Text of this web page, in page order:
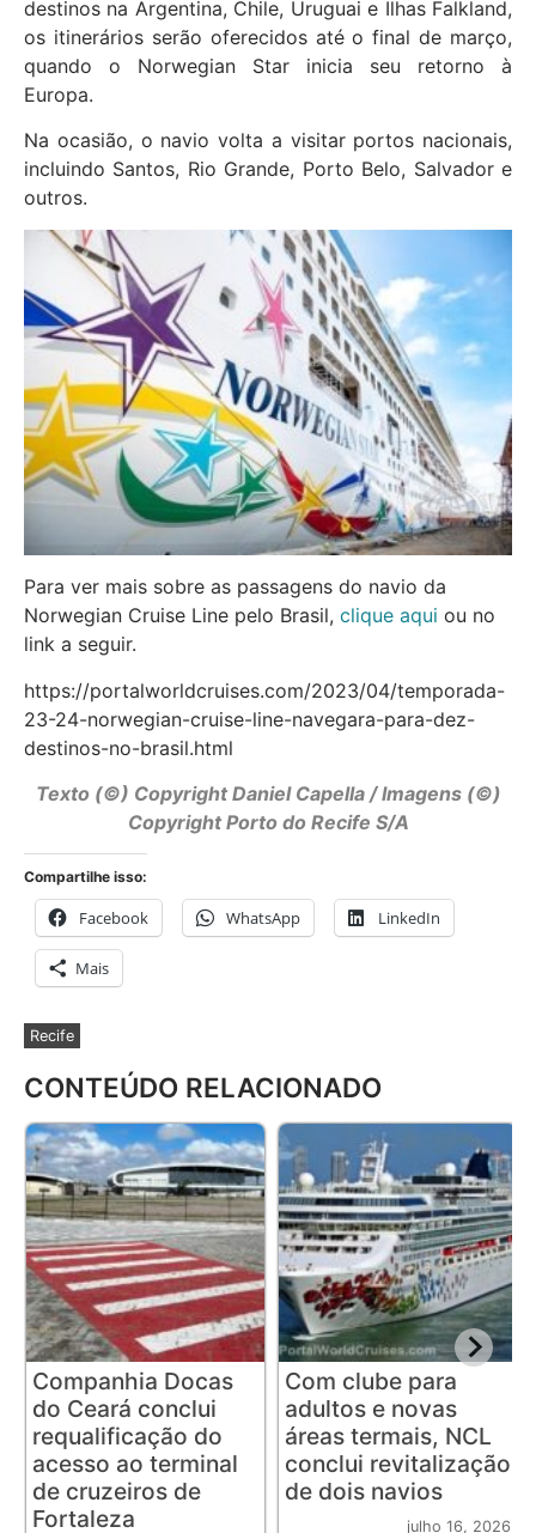
destinos na Argentina, Chile, Uruguai e Ilhas Falkland,
os itinerários serão oferecidos até o final de março,
quando o Norwegian Star inicia seu retorno à
Europa.
Na ocasião, o navio volta a visitar portos nacionais,
incluindo Santos, Rio Grande, Porto Belo, Salvador e
outros.
Para ver mais sobre as passagens do navio da
Norwegian Cruise Line pelo Brasil, clique aqui ou no
link a seguir.
https://portalworldcruises.com/2023/04/temporada-
23-24-norwegian-cruise-line-navegara-para-dez-
destinos-no-brasil.html
Texto (©) Copyright Daniel Capella / Imagens (©)
Copyright Porto do Recife S/A
Compartilhe isso:
Facebook WhatsApp LinkedIn
Mais
Recife
CONTEÚDO RELACIONADO
Companhia Docas
do Ceará conclui
requalificação do
acesso ao terminal
de cruzeiros de
Fortaleza
Com clube para
adultos e novas
áreas termais, NCL
conclui revitalização
de dois navios
julho 16, 2026